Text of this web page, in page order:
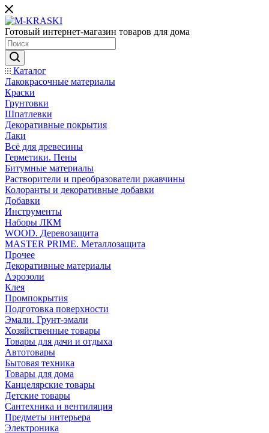
Готовый интернет-магазин товаров для дома
Каталог
Лакокрасочные материалы
Краски
Грунтовки
Шпатлевки
Декоративные покрытия
Лаки
Всё для древесины
Герметики. Пены
Битумные материалы
Растворители и преобразователи ржавчины
Колоранты и декоративные добавки
Добавки
Инструменты
Наборы ЛКМ
WOOD. Деревозащита
MASTER PRIME. Металлозащита
Прочее
Декоративные материалы
Аэрозоли
Клея
Промпокрытия
Подготовка поверхности
Эмали. Грунт-эмали
Хозяйственные товары
Товары для дачи и отдыха
Автотовары
Бытовая техника
Товары для дома
Канцелярские товары
Детские товары
Сантехника и вентиляция
Предметы интерьера
Электроника